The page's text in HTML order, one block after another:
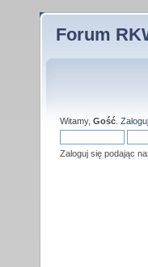
Forum
Witamy, Gość
Zaloguj się podając